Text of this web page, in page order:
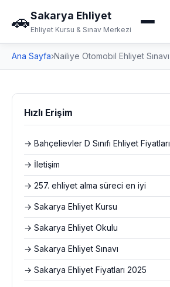
🚗Sakarya Ehliyet
Ehliyet Kursu & Sınav Merkezi
Ana Sayfa›Nailiye Otomobil Ehliyet Sınavı
Hızlı Erişim
→ Bahçelievler D Sınıfı Ehliyet Fiyatları
→ İletişim
→ 257. ehliyet alma süreci en iyi
→ Sakarya Ehliyet Kursu
→ Sakarya Ehliyet Okulu
→ Sakarya Ehliyet Sınavı
→ Sakarya Ehliyet Fiyatları 2025